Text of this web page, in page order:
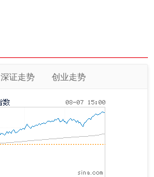
深证走势 创业走势